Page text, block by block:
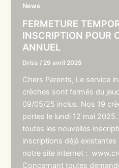
News
FERMETURE
INSCRIPTION POUR
ANNUEL
Driss / 29 avril 2025
Chers Parents, Le service
crèches sont fermés du
09/05/25 inclus. Nos 19
portes le lundi 12 mai
toutes les nouvelles
inscriptions déjà
notre site internet :
Concernant toutes